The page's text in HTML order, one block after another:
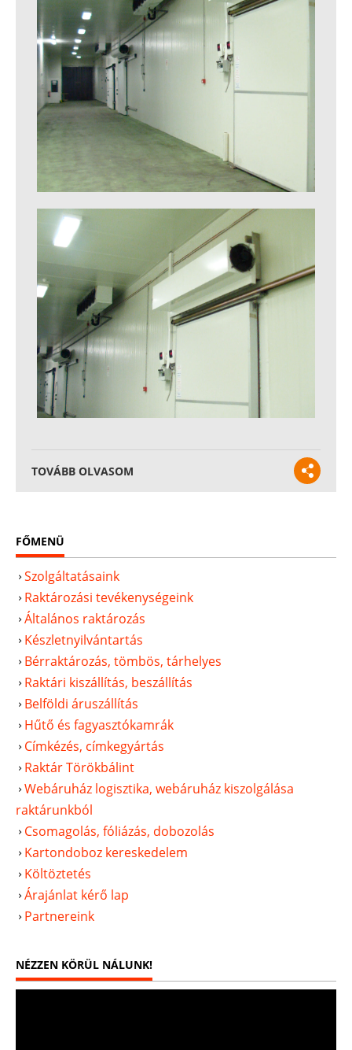
TOVÁBB OLVASOM
FŐMENÜ
Szolgáltatásaink
Raktározási tevékenységeink
Általános raktározás
Készletnyilvántartás
Bérraktározás, tömbös, tárhelyes
Raktári kiszállítás, beszállítás
Belföldi áruszállítás
Hűtő és fagyasztókamrák
Címkézés, címkegyártás
Raktár Törökbálint
Webáruház logisztika, webáruház kiszolgálása
raktárunkból
Csomagolás, fóliázás, dobozolás
Kartondoboz kereskedelem
Költöztetés
Árajánlat kérő lap
Partnereink
NÉZZEN KÖRÜL NÁLUNK!